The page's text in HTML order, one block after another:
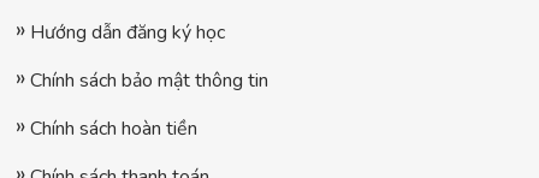
Hướng dẫn đăng ký học
Chính sách bảo mật thông tin
Chính sách hoàn tiền